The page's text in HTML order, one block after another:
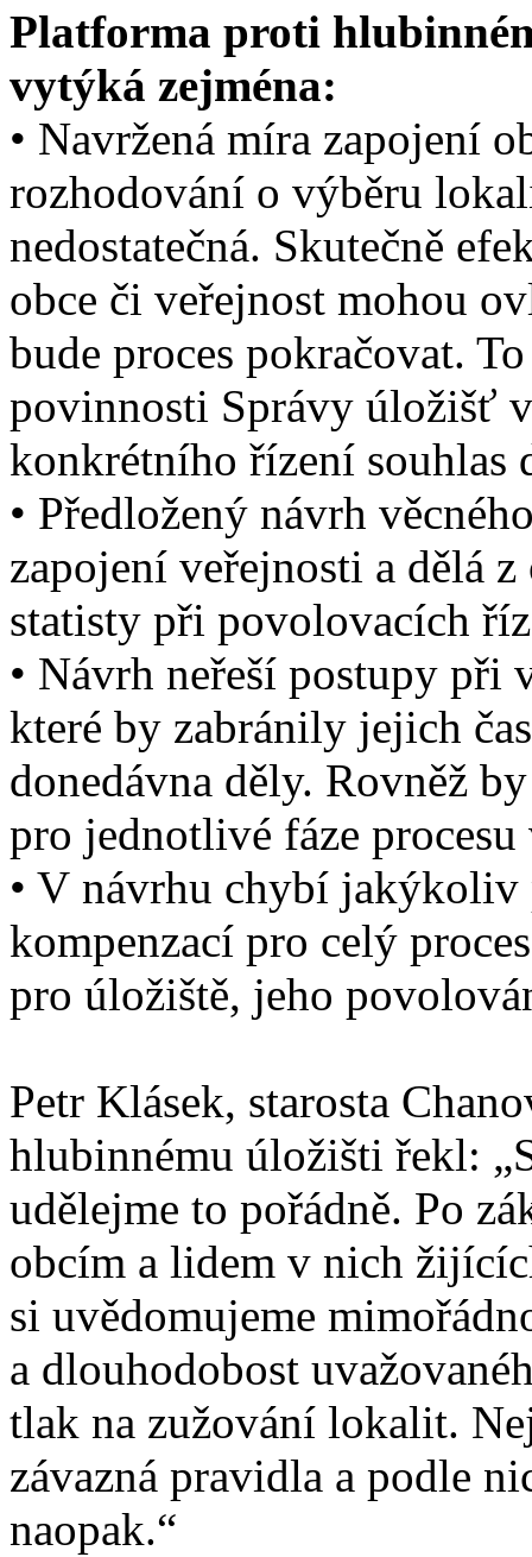
Platforma proti
vytýká zejména:
• Navržená míra zapojení
rozhodování o výběru
nedostatečná. Skutečně
obce či veřejnost mohou
bude proces pokračovat.
povinnosti Správy úložišť
konkrétního řízení souhlas
• Předložený návrh
zapojení veřejnosti a dělá
statisty při povolovacích
• Návrh neřeší postupy
které by zabránily jejich
donedávna děly. Rovněž
pro jednotlivé fáze
• V návrhu chybí jakýkoliv
kompenzací pro celý
pro úložiště, jeho
Petr Klásek, starosta
hlubinnému úložišti řekl:
udělejme to pořádně. Po
obcím a lidem v nich
si uvědomujeme
a dlouhodobost
tlak na zužování lokalit.
závazná pravidla a podle
naopak.“